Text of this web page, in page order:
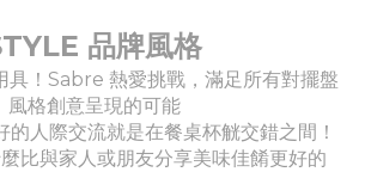
品牌風格
具！Sabre 熱愛挑戰，滿足所有對擺盤
風格創意呈現的可能
人際交流就是在餐桌杯觥交錯之間！
比與家人或朋友分享美味佳餚更好的